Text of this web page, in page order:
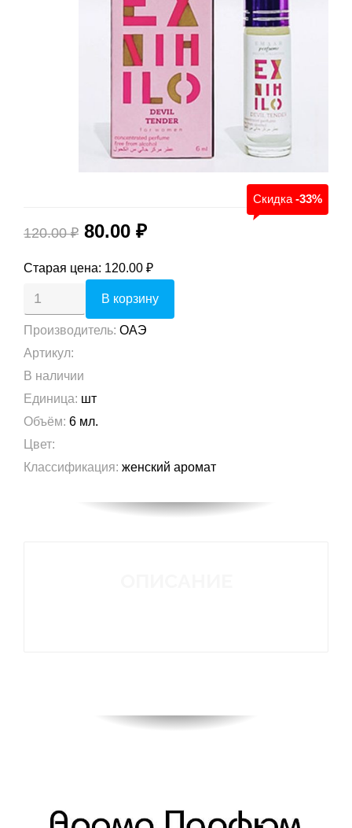
Скидка -33%
120.00 ₽ 80.00 ₽
Старая цена: 120.00 ₽
Производитель: ОАЭ
Артикул:
В наличии
Единица: шт
Объём: 6 мл.
Цвет:
Классификация: женский аромат